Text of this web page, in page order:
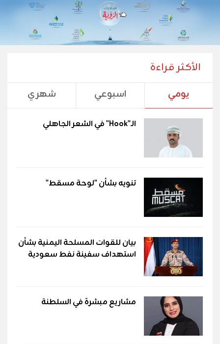
الأكثر قراءة
يومي اسبوعي شهري
الـ"Hook" في الشعر الجاهلي
تنويه بشأن "لوحة مسقط"
بيان للقوات المسلحة اليمنية بشأن
استهداف سفينة نفط سعودية
مشاريع مبشرة في السلطنة